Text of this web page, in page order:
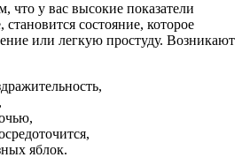
что у вас высокие показатели
становится состояние, которое
или легкую простуду. Возникают
яблок.